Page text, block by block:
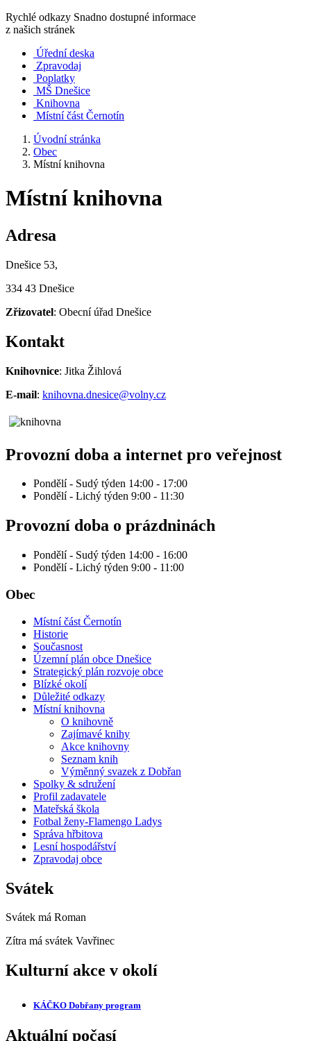
Rychlé odkazy Snadno dostupné informace
z našich stránek
Úřední deska
Zpravodaj
Poplatky
MŠ Dnešice
Knihovna
Místní část Černotín
Úvodní stránka
Obec
Místní knihovna
Místní knihovna
Adresa
Dnešice 53,
334 43 Dnešice
Zřizovatel: Obecní úřad Dnešice
Kontakt
Knihovnice: Jitka Žihlová
E-mail: knihovna.dnesice@volny.cz
Provozní doba a internet pro veřejnost
Pondělí - Sudý týden 14:00 - 17:00
Pondělí - Lichý týden 9:00 - 11:30
Provozní doba o prázdninách
Pondělí - Sudý týden 14:00 - 16:00
Pondělí - Lichý týden 9:00 - 11:00
Obec
Místní část Černotín
Historie
Současnost
Územní plán obce Dnešice
Strategický plán rozvoje obce
Blízké okolí
Důležité odkazy
Místní knihovna
O knihovně
Zajímavé knihy
Akce knihovny
Seznam knih
Výměnný svazek z Dobřan
Spolky & sdružení
Profil zadavatele
Mateřská škola
Fotbal ženy-Flamengo Ladys
Správa hřbitova
Lesní hospodářství
Zpravodaj obce
Svátek
Svátek má Roman
Zítra má svátek Vavřinec
Kulturní akce v okolí
KÁČKO Dobřany program
Aktuální počasí